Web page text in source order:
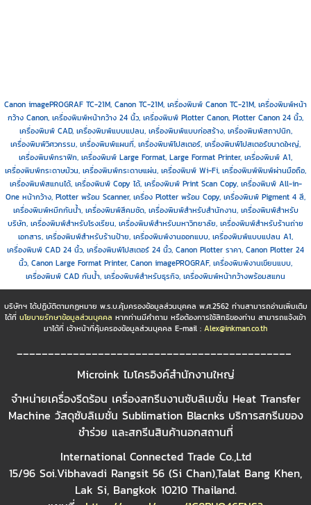
Canon imagePROGRAF TC-21M, Canon TC-21M, เครื่องพิมพ์ Canon TC-21M, เครื่องพิมพ์หน้า
กว้าง Canon, เครื่องพิมพ์หน้ากว้าง 24 นิ้ว, เครื่องพิมพ์ Plotter Canon, Plotter Canon 24 นิ้ว,
เครื่องพิมพ์ CAD, เครื่องพิมพ์แบบแปลน, เครื่องพิมพ์แบบก่อสร้าง, เครื่องพิมพ์สถาปนิก,
เครื่องพิมพ์วิศวกรรม, เครื่องพิมพ์แผนที่, เครื่องพิมพ์โปสเตอร์, เครื่องพิมพ์โปสเตอร์ขนาดใหญ่,
เครื่องพิมพ์กราฟิก, เครื่องพิมพ์ Large Format, Large Format Printer, เครื่องพิมพ์ A1,
เครื่องพิมพ์กระดาษม้วน, เครื่องพิมพ์กระดาษแผ่น, เครื่องพิมพ์ Wi-Fi, เครื่องพิมพ์พิมพ์ผ่านมือถือ,
เครื่องพิมพ์สแกนได้, เครื่องพิมพ์ Copy ได้, เครื่องพิมพ์ Print Scan Copy, เครื่องพิมพ์ All-in-
One หน้ากว้าง, Plotter พร้อม Scanner, เครื่อง Plotter พร้อม Copy, เครื่องพิมพ์ Pigment 4 สี,
เครื่องพิมพ์หมึกกันน้ำ, เครื่องพิมพ์สีคมชัด, เครื่องพิมพ์สำหรับสำนักงาน, เครื่องพิมพ์สำหรับ
บริษัท, เครื่องพิมพ์สำหรับโรงเรียน, เครื่องพิมพ์สำหรับมหาวิทยาลัย, เครื่องพิมพ์สำหรับร้านถ่าย
เอกสาร, เครื่องพิมพ์สำหรับร้านป้าย, เครื่องพิมพ์งานออกแบบ, เครื่องพิมพ์แบบแปลน A1,
เครื่องพิมพ์ CAD 24 นิ้ว, เครื่องพิมพ์โปสเตอร์ 24 นิ้ว, Canon Plotter ราคา, Canon Plotter 24
นิ้ว, Canon Large Format Printer, Canon imagePROGRAF, เครื่องพิมพ์งานเขียนแบบ,
เครื่องพิมพ์ CAD กันน้ำ, เครื่องพิมพ์สำหรับธุรกิจ, เครื่องพิมพ์หน้ากว้างพร้อมสแกน
บริษัทฯ ได้ปฏิบัติตามกฏหมาย พ.ร.บ.คุ้มครองข้อมูลส่วนบุคคล พ.ศ.2562 ท่านสามารถอ่านเพิ่มเติม
ได้ที่ นโยบายรักษาข้อมูลส่วนบุคคล หากท่านมีคำถาม หรือต้องการใช้สิทธิของท่าน สามารถแจ้งเข้า
มาได้ที่ เจ้าหน้าที่คุ้มครองข้อมูลส่วนบุคคล E-mail : Alex@inkman.co.th
____________________________________________
Microink ไมโครอิงค์สำนักงานใหญ่
จำหน่ายเครื่องรีดร้อน เครื่องสกรีนงานซับลิเมชั่น Heat Transfer
Machine วัสดุซับลิเมชั่น Sublimation Blacnks บริการสกรีนของ
ชำร่วย และสกรีนสินค้านอกสถานที่
International Connected Trade Co.,Ltd
15/96 Soi.Vibhavadi Rangsit 56 (Si Chan),Talat Bang Khen,
Lak Si, Bangkok 10210 Thailand.